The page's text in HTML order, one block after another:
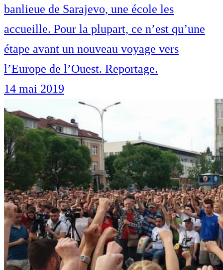
banlieue de Sarajevo, une école les
accueille. Pour la plupart, ce n’est qu’une
étape avant un nouveau voyage vers
l’Europe de l’Ouest. Reportage.
14 mai 2019